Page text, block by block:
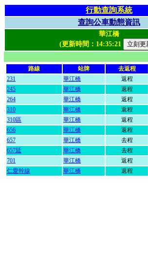
行動查詢系統
查詢公車動態資訊
華江橋
(更新時間： 14:35:21
路線 站牌 去返程
231
華江橋 返程
245
華江橋 返程
264
華江橋 返程
310
華江橋 返程
310區
華江橋 返程
656
華江橋 返程
657
華江橋 去程
657延
華江橋 去程
701
華江橋 返程
仁愛幹線
華江橋 返程